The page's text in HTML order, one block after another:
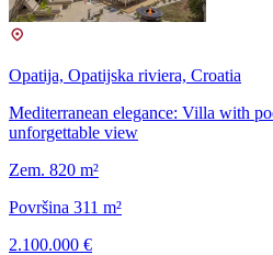
Opatija, Opatijska riviera, Croatia
Mediterranean elegance: Villa with
unforgettable view
Zem. 820 m²
Površina 311 m²
2.100.000 €